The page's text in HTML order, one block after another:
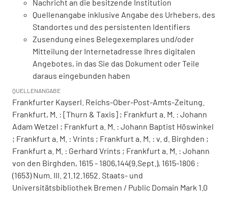
Nachricht an die besitzende Institution
Quellenangabe inklusive Angabe des Urhebers, des
Standortes und des persistenten Identifiers
Zusendung eines Belegexemplares und/oder
Mitteilung der Internetadresse Ihres digitalen
Angebotes, in das Sie das Dokument oder Teile
daraus eingebunden haben
QUELLENANGABE
Frankfurter Kayserl. Reichs-Ober-Post-Amts-Zeitung.
Frankfurt, M. : [Thurn & Taxis] ; Frankfurt a. M. : Johann
Adam Wetzel ; Frankfurt a. M. : Johann Baptist Höswinkel
; Frankfurt a. M. : Vrints ; Frankfurt a. M. : v. d. Birghden ;
Frankfurt a. M. : Gerhard Vrints ; Frankfurt a. M. : Johann
von den Birghden, 1615 - 1806,144(9.Sept.), 1615-1806 :
(1653) Num. III. 21.12.1652. Staats- und
Universitätsbibliothek Bremen / Public Domain Mark 1.0